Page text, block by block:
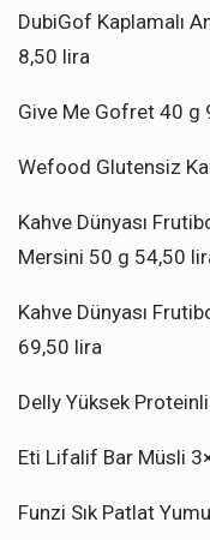
DubiGof Kaplamalı
8,50 lira
Give Me Gofret 40 g
Wefood Glutensiz
Kahve Dünyası
Mersini 50 g 54,50
Kahve Dünyası
69,50 lira
Delly Yüksek
Eti Lifalif Bar Müsli
Funzi Sık Patlat